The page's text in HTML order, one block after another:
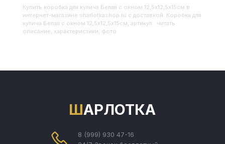
Купить Коробка для кулича Белая с окном 12,5х12,5х15см в
интернет-магазине sharlotkashop.ru с доставкой. Коробка для
кулича Белая с окном 12,5х12,5х15см, артикул : читать
описание, характеристики, фото
ШАРЛОТКА
8 (999) 930 47-16